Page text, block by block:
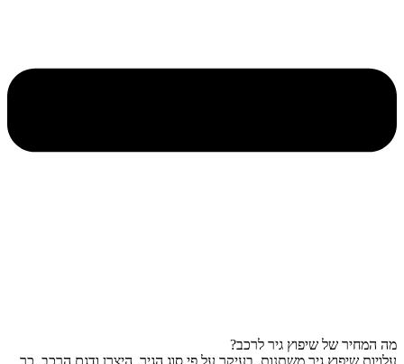
מה המחיר של שיפוץ גיר לרכב?
עלויות שיפוץ גיר משתנות, בעיקר על פי סוג הגיר, היצרן ודגם הרכב. כך